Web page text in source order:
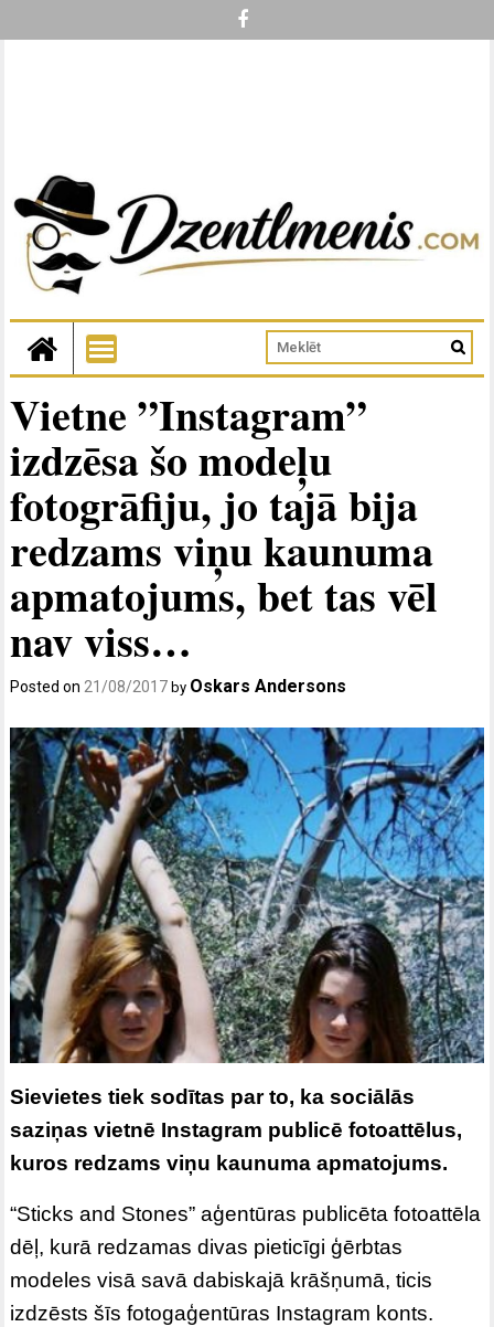
Vietne ”Instagram”
izdzēsa šo modeļu
fotogrāfiju, jo tajā bija
redzams viņu kaunuma
apmatojums, bet tas vēl
nav viss…
Posted on21/08/2017 by Oskars Andersons
Sievietes tiek sodītas par to, ka sociālās
saziņas vietnē Instagram publicē fotoattēlus,
kuros redzams viņu kaunuma apmatojums.
“Sticks and Stones” aģentūras publicēta fotoattēla
dēļ, kurā redzamas divas pieticīgi ģērbtas
modeles visā savā dabiskajā krāšņumā, ticis
izdzēsts šīs fotogaģentūras Instagram konts.